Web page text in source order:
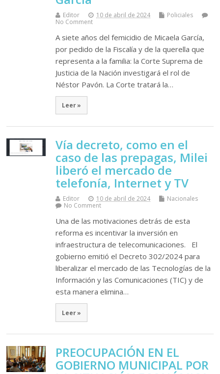
Editor 10 de abril de 2024
Policiales
No Comment
A siete años del femicidio de Micaela García,
por pedido de la Fiscalía y de la querella que
representa a la familia: la Corte Suprema de
Justicia de la Nación investigará el rol de
Néstor Pavón. La Corte tratará la…
Leer »
Vía decreto, como en el
caso de las prepagas, Milei
liberó el mercado de
telefonía, Internet y TV
Editor 10 de abril de 2024
Nacionales
No Comment
Una de las motivaciones detrás de esta
reforma es incentivar la inversión en
infraestructura de telecomunicaciones. El
gobierno emitió el Decreto 302/2024 para
liberalizar el mercado de las Tecnologías de la
Información y las Comunicaciones (TIC) y de
esta manera elimina…
Leer »
PREOCUPACIÓN EN EL
GOBIERNO MUNICIPAL POR